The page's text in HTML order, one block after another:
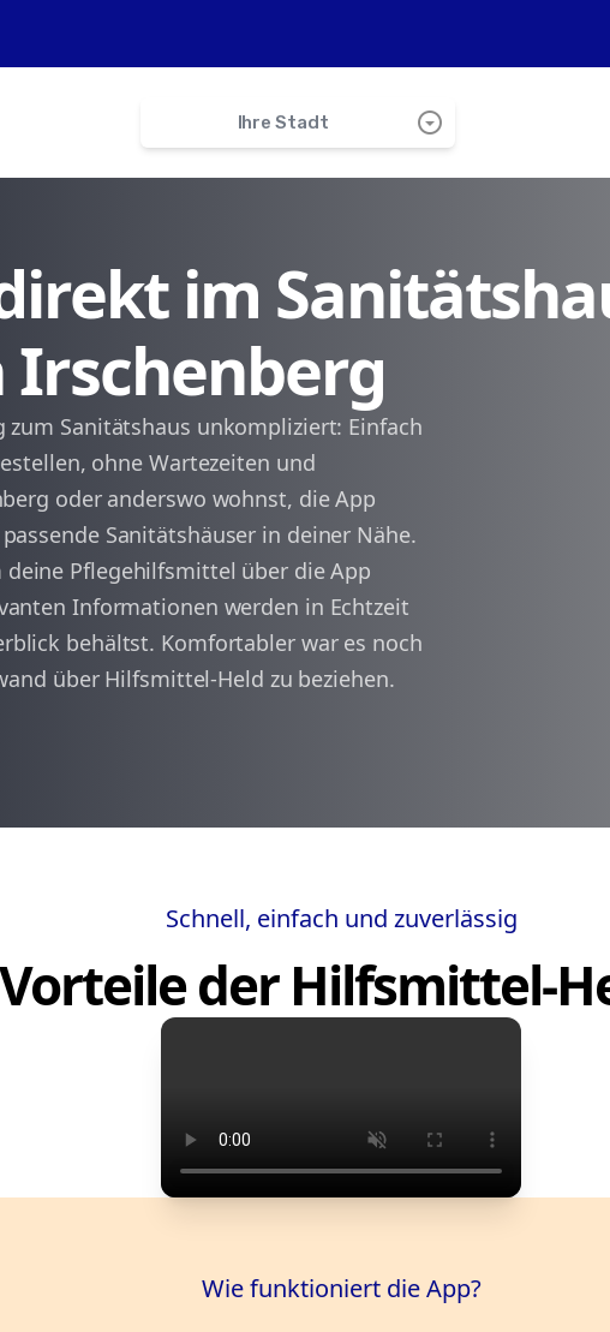
Ihre Stadt arrow_drop_down_circle
Bruckmühl
Feldkirchen-Westerham
Bad Feilnbach
arrow_back 1 arrow_forward
im
Sanitätshaus unkompliziert: Einfach
ohne Wartezeiten und
oder anderswo wohnst, die App
Sanitätshäuser in deiner Nähe.
Pflegehilfsmittel über die App
Informationen werden in Echtzeit
behältst. Komfortabler war es noch
über Hilfsmittel-Held zu beziehen.
Schnell, einfach und zuverlässig
der Hilfsmittel-
Wie funktioniert die App?